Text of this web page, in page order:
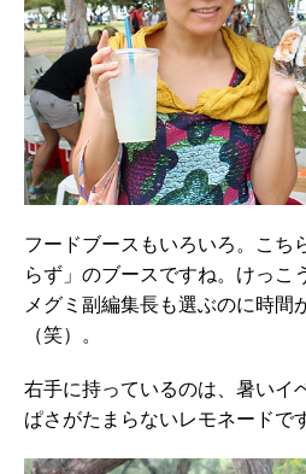
フードブースもいろいろ。こち
らず」のブースですね。けっこ
メグミ副編集長も選ぶのに時間
（笑）。
右手に持っているのは、暑いイ
ぱさがたまらないレモネードで